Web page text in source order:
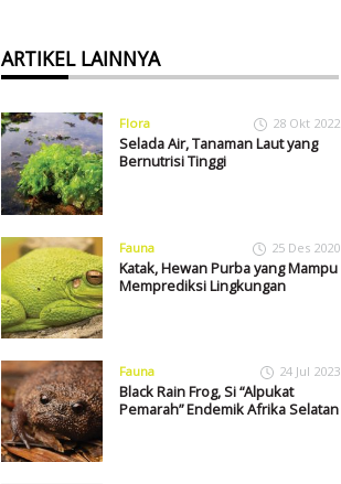
ARTIKEL LAINNYA
Flora 28 Okt 2022
Selada Air, Tanaman Laut yang
Bernutrisi Tinggi
Fauna 25 Des 2020
Katak, Hewan Purba yang Mampu
Memprediksi Lingkungan
Fauna 24 Jul 2023
Black Rain Frog, Si “Alpukat
Pemarah” Endemik Afrika Selatan